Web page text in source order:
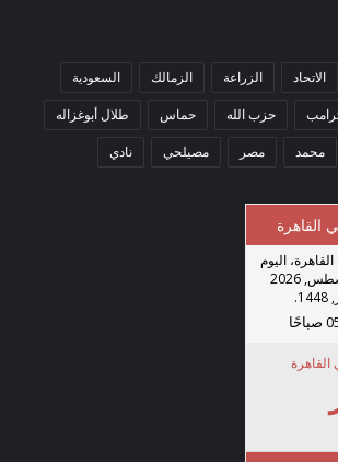
الاتحاد الزراعة الزمالك السعودية
حزب الله حماس طلال أبوغزاله
محمد مصر مصيلحي نادي